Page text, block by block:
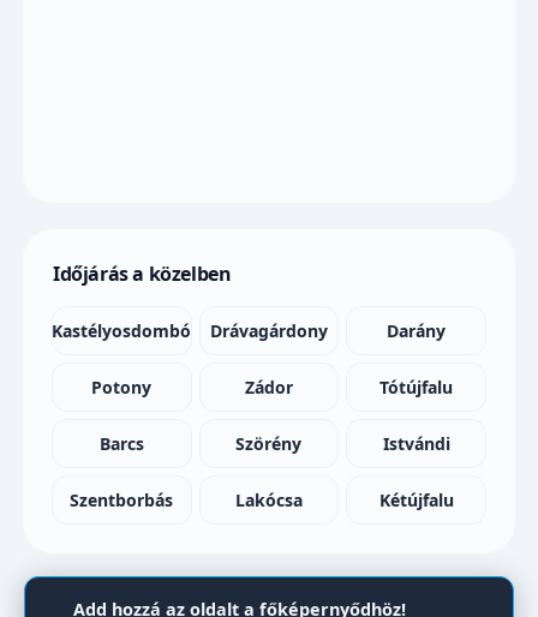
Időjárás a közelben
Kastélyosdombó Drávagárdony Darány
Potony Zádor Tótújfalu
Barcs Szörény Istvándi
Szentborbás Lakócsa Kétújfalu
Add hozzá az oldalt a főképernyődhöz!